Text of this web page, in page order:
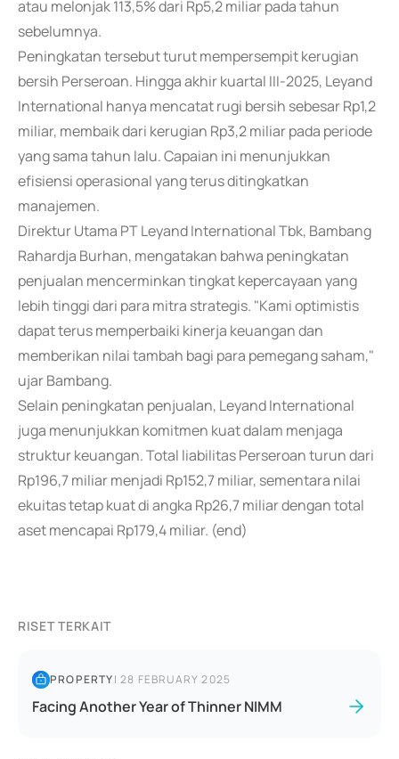
atau melonjak 113,5% dari Rp5,2 miliar pada tahun
sebelumnya.
Peningkatan tersebut turut mempersempit kerugian
bersih Perseroan. Hingga akhir kuartal III-2025, Leyand
International hanya mencatat rugi bersih sebesar Rp1,2
miliar, membaik dari kerugian Rp3,2 miliar pada periode
yang sama tahun lalu. Capaian ini menunjukkan
efisiensi operasional yang terus ditingkatkan
manajemen.
Direktur Utama PT Leyand International Tbk, Bambang
Rahardja Burhan, mengatakan bahwa peningkatan
penjualan mencerminkan tingkat kepercayaan yang
lebih tinggi dari para mitra strategis. "Kami optimistis
dapat terus memperbaiki kinerja keuangan dan
memberikan nilai tambah bagi para pemegang saham,"
ujar Bambang.
Selain peningkatan penjualan, Leyand International
juga menunjukkan komitmen kuat dalam menjaga
struktur keuangan. Total liabilitas Perseroan turun dari
Rp196,7 miliar menjadi Rp152,7 miliar, sementara nilai
ekuitas tetap kuat di angka Rp26,7 miliar dengan total
aset mencapai Rp179,4 miliar. (end)
RISET TERKAIT
PROPERTY|28 FEBRUARY 2025
Facing Another Year of Thinner NIMM